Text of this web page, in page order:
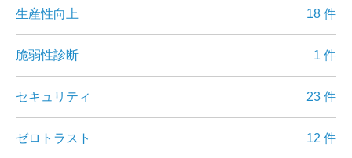
生産性向上 18 件
脆弱性診断 1 件
セキュリティ 23 件
ゼロトラスト 12 件